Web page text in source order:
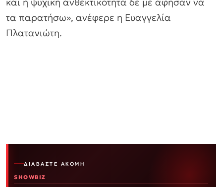
τα παρατήσω», ανέφερε η Ευαγγελία
Πλατανιώτη.
ΔΙΑΒΆΣΤΕ ΑΚΌΜΗ
SHOWBIZ